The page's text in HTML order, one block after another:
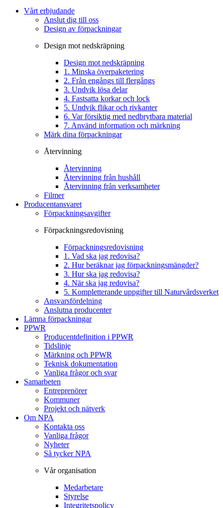
Vårt erbjudande
Anslut dig till oss
Design av förpackningar
Design mot nedskräpning
Design mot nedskräpning
1. Minska överpaketering
2. Från engångs till flergångs
3. Undvik lösa delar
4. Fastsatta korkar och lock
5. Undvik flikar och rivkanter
6. Var försiktig med nedbrytbara material
7. Använd information och märkning
Märk dina förpackningar
Återvinning
Återvinning
Återvinning från hushåll
Återvinning från verksamheter
Filmer
Producentansvaret
Förpackningsavgifter
Förpackningsredovisning
Förpackningsredovisning
1. Vad ska jag redovisa?
2. Hur beräknar jag förpackningsmängder?
3. Hur ska jag redovisa?
4. När ska jag redovisa?
5. Kompletterande uppgifter till Naturvårdsverket
Ansvarsfördelning
Anslutna producenter
Lämna förpackningar
PPWR
Producentdefinition i PPWR
Tidslinje
Märkning och PPWR
Teknisk dokumentation
Vanliga frågor och svar
Samarbeten
Entreprenörer
Kommuner
Projekt och nätverk
Om NPA
Kontakta oss
Vanliga frågor
Nyheter
Så tycker NPA
Vår organisation
Medarbetare
Styrelse
Integritetspolicy